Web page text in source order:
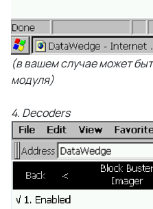
(в вашем случае может
модуля)
4. Decoders